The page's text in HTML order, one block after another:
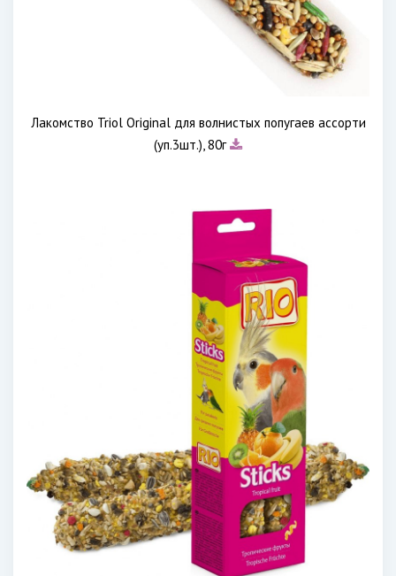
Лакомство Triol Original для волнистых попугаев ассорти
(уп.3шт.), 80г